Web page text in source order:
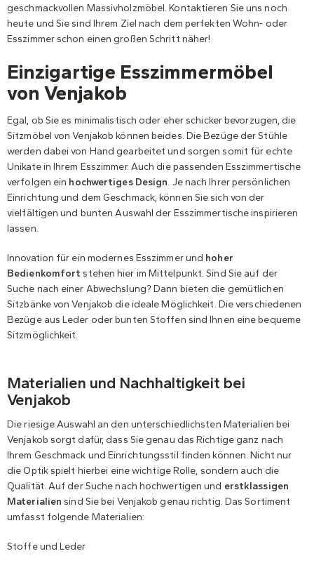
geschmackvollen Massivholzmöbel. Kontaktieren Sie uns noch
heute und Sie sind Ihrem Ziel nach dem perfekten Wohn- oder
Esszimmer schon einen großen Schritt näher!
Einzigartige Esszimmermöbel
von Venjakob
Egal, ob Sie es minimalistisch oder eher schicker bevorzugen, die
Sitzmöbel von Venjakob können beides. Die Bezüge der Stühle
werden dabei von Hand gearbeitet und sorgen somit für echte
Unikate in Ihrem Esszimmer. Auch die passenden Esszimmertische
verfolgen ein hochwertiges Design. Je nach Ihrer persönlichen
Einrichtung und dem Geschmack, können Sie sich von der
vielfältigen und bunten Auswahl der Esszimmertische inspirieren
lassen.
Innovation für ein modernes Esszimmer und hoher
Bedienkomfort stehen hier im Mittelpunkt. Sind Sie auf der
Suche nach einer Abwechslung? Dann bieten die gemütlichen
Sitzbänke von Venjakob die ideale Möglichkeit. Die verschiedenen
Bezüge aus Leder oder bunten Stoffen sind Ihnen eine bequeme
Sitzmöglichkeit.
Materialien und Nachhaltigkeit bei
Venjakob
Die riesige Auswahl an den unterschiedlichsten Materialien bei
Venjakob sorgt dafür, dass Sie genau das Richtige ganz nach
Ihrem Geschmack und Einrichtungsstil finden können. Nicht nur
die Optik spielt hierbei eine wichtige Rolle, sondern auch die
Qualität. Auf der Suche nach hochwertigen und erstklassigen
Materialien sind Sie bei Venjakob genau richtig. Das Sortiment
umfasst folgende Materialien:
Stoffe und Leder